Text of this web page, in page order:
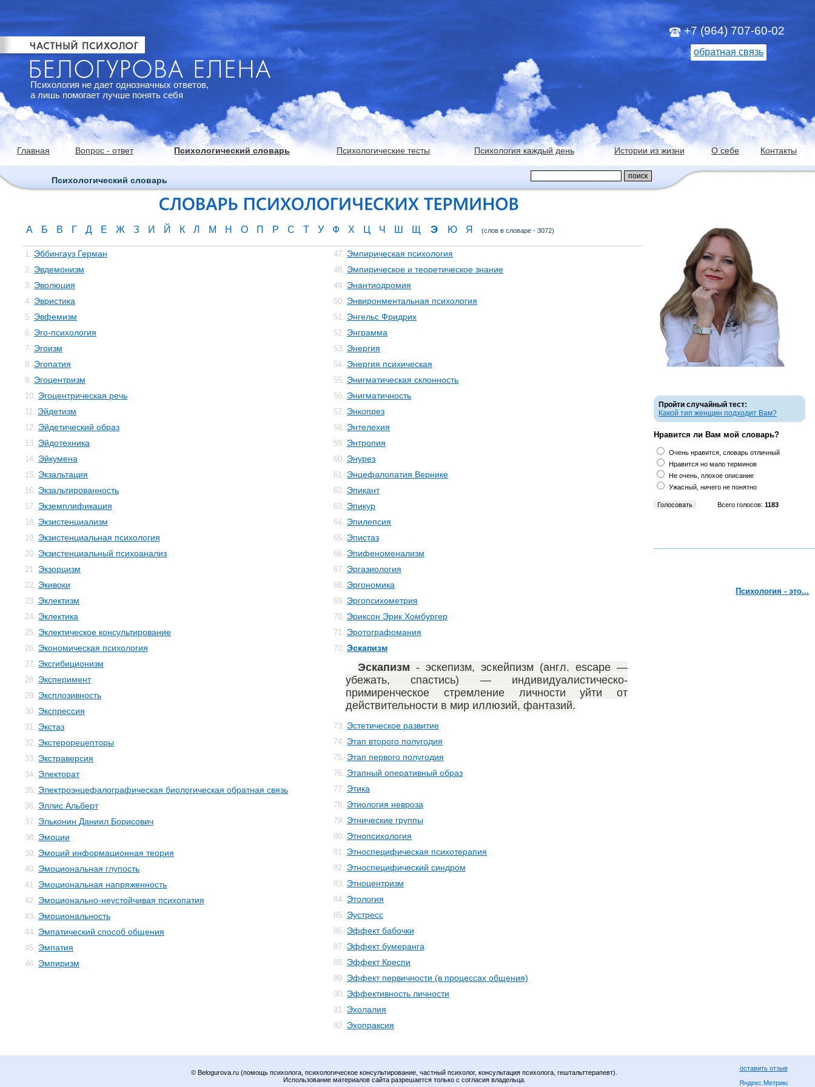
Психология не дает однозначных ответов,
а лишь помогает лучше понять себя
+7 (964) 707-60-02
обратная связь
Главная Вопрос - ответ Психологический словарь Психологические тесты Психология каждый день Истории из жизни О себе Контакты
Психологический словарь
А Б В Г Д Е Ж З И Й К Л М Н О П Р С Т У Ф Х Ц Ч Ш Щ Э Ю Я (слов в словаре - 3072)
1. Эббингауз Герман
2. Эвдемонизм
3. Эволюция
4. Эвристика
5. Эвфемизм
6. Эго-психология
7. Эгоизм
8. Эгопатия
9. Эгоцентризм
10. Эгоцентрическая речь
11. Эйдетизм
12. Эйдетический образ
13. Эйдотехника
14. Эйкумена
15. Экзальтация
16. Экзальтированность
17. Экземплификация
18. Экзистенциализм
19. Экзистенциальная психология
20. Экзистенциальный психоанализ
21. Экзорцизм
22. Экивоки
23. Эклектизм
24. Эклектика
25. Эклектическое консультирование
26. Экономическая психология
27. Эксгибиционизм
28. Эксперимент
29. Эксплозивность
30. Экспрессия
31. Экстаз
32. Экстерорецепторы
33. Экстраверсия
34. Электорат
35. Электроэнцефалографическая биологическая обратная связь
36. Эллис Альберт
37. Эльконин Даниил Борисович
38. Эмоции
39. Эмоций информационная теория
40. Эмоциональная глупость
41. Эмоциональная напряженность
42. Эмоционально-неустойчивая психопатия
43. Эмоциональность
44. Эмпатический способ общения
45. Эмпатия
46. Эмпиризм
47. Эмпирическая психология
48. Эмпирическое и теоретическое знание
49. Энантиодромия
50. Энвиронментальная психология
51. Энгельс Фридрих
52. Энграмма
53. Энергия
54. Энергия психическая
55. Энигматическая склонность
56. Энигматичность
57. Энкопрез
58. Энтелехия
59. Энтропия
60. Энурез
61. Энцефалопатия Вернике
62. Эпикант
63. Эпикур
64. Эпилепсия
65. Эпистаз
66. Эпифеноменализм
67. Эргазиология
68. Эргономика
69. Эргопсихометрия
70. Эриксон Эрик Хомбургер
71. Эротографомания
72. Эскапизм
Эскапизм - эскепизм, эскейпизм (англ. escape —
убежать, спастись) — индивидуалистическо-
примиренческое стремление личности уйти от
действительности в мир иллюзий, фантазий.
73. Эстетическое развитие
74. Этап второго полугодия
75. Этап первого полугодия
76. Этапный оперативный образ
77. Этика
78. Этиология невроза
79. Этнические группы
80. Этнопсихология
81. Этноспецифическая психотерапия
82. Этноспецифический синдром
83. Этноцентризм
84. Этология
85. Эустресс
86. Эффект бабочки
87. Эффект бумеранга
88. Эффект Креспи
89. Эффект первичности (в процессах общения)
90. Эффективность личности
91. Эхолалия
92. Эхопраксия
Пройти случайный тест:
Какой тип женщин подходит Вам?
Нравится ли Вам мой словарь?
Очень нравится, словарь отличный
Нравится но мало терминов
Не очень, плохое описание
Ужасный, ничего не понятно
Всего голосов: 1183
Психология - это...
© Belogurova.ru (помощь психолога, психологическое консультирование, частный психолог, консультация психолога, гештальттерапевт).
Использование материалов сайта разрешается только с согласия владельца.
оставить отзыв